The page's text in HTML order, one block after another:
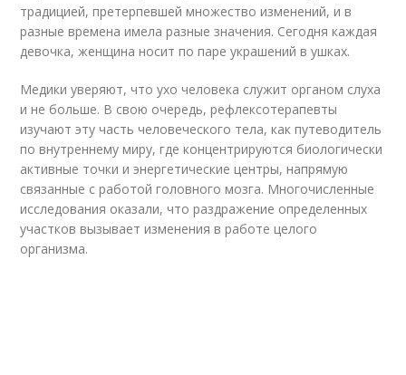
традицией, претерпевшей множество изменений, и в
разные времена имела разные значения. Сегодня каждая
девочка, женщина носит по паре украшений в ушках.
Медики уверяют, что ухо человека служит органом слуха
и не больше. В свою очередь, рефлексотерапевты
изучают эту часть человеческого тела, как путеводитель
по внутреннему миру, где концентрируются биологически
активные точки и энергетические центры, напрямую
связанные с работой головного мозга. Многочисленные
исследования оказали, что раздражение определенных
участков вызывает изменения в работе целого
организма.